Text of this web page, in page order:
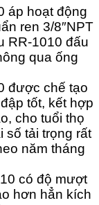
áp hoạt động
ren 3/8″NPT
RR-1010 đấu
qua ống
được chế tạo
tốt, kết hợp
cho tuổi thọ
số tải trọng rất
năm tháng
có độ mượt
hơn hẳn kích